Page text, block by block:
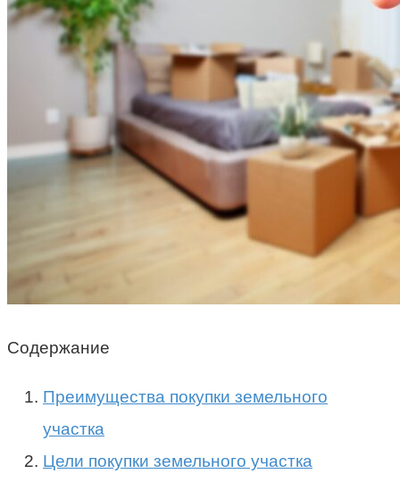
Содержание
Преимущества покупки земельного
участка
Цели покупки земельного участка